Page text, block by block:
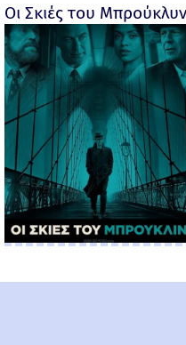
Οι Σκιές του